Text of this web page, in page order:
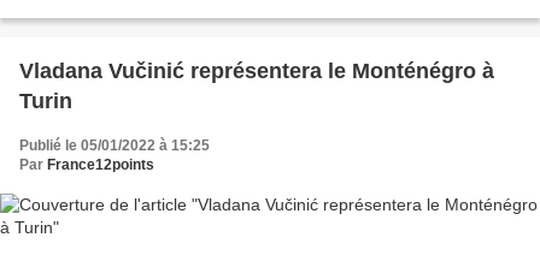
Vladana Vučinić représentera le Monténégro à
Turin
Publié le 05/01/2022 à 15:25
Par France12points